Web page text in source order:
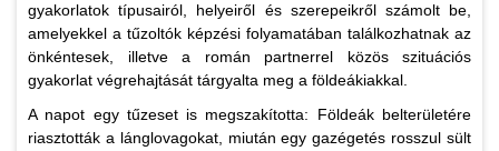
gyakorlatok típusairól, helyeiről és szerepeikről számolt be,
amelyekkel a tűzoltók képzési folyamatában találkozhatnak az
önkéntesek, illetve a román partnerrel közös szituációs
gyakorlat végrehajtását tárgyalta meg a földeákiakkal.
A napot egy tűzeset is megszakította: Földeák belterületére
riasztották a lánglovagokat, miután egy gazégetés rosszul sült